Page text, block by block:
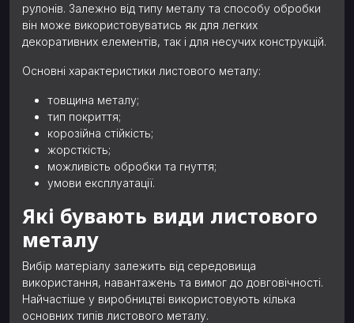
рулонів. Залежно від типу металу та способу обробки
він може використовуватись як для легких
декоративних елементів, так і для несучих конструкцій.
Основні характеристики листового металу:
товщина металу;
тип покриття;
корозійна стійкість;
жорсткість;
можливість обробки та гнуття;
умови експлуатації.
Які бувають види листового
металу
Вибір матеріалу залежить від середовища
використання, навантажень та вимог до довговічності.
Найчастіше у виробництві використовують кілька
основних типів листового металу.